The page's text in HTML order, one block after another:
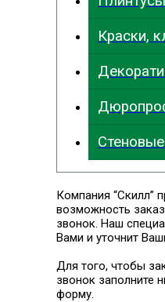
Краски,
Компания “Скилл”
возможность
звонок. Наш
Вами и уточнит
Для того, чтобы
звонок заполните
форму.